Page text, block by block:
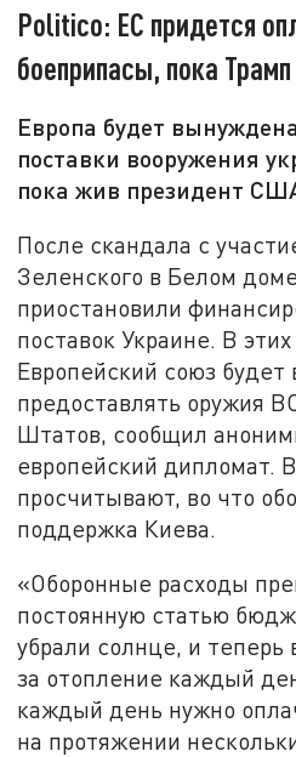
Politico: ЕС придется
боеприпасы, пока
Европа будет
поставки вооружения
пока жив президент
После скандала с
Зеленского в Белом
приостановили
поставок Украине. В
Европейский союз
предоставлять оружия
Штатов, сообщил
европейский дипломат.
просчитывают, во что
поддержка Киева.
«Оборонные расходы
постоянную статью
убрали солнце, и
за отопление каждый
каждый день нужно
на протяжении